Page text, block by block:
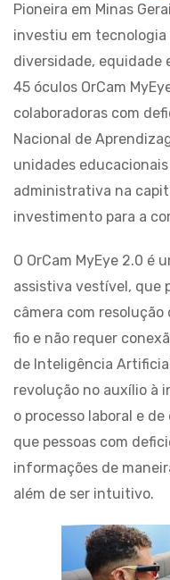
Pioneira em Minas
investiu em tecnologia
diversidade, equidade
45 óculos OrCam
colaboradoras com
Nacional de
unidades
administrativa na
investimento para a
O OrCam MyEye 2.0 é
assistiva vestível, que
câmera com resolução
fio e não requer
de Inteligência
revolução no auxílio à
o processo laboral e
que pessoas com
informações de
além de ser intuitivo.